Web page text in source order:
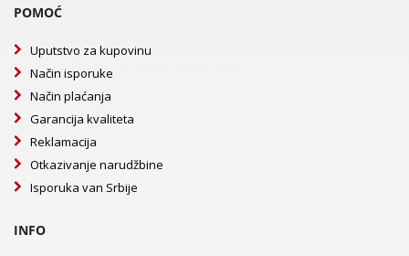
POMOĆ
Uputstvo za kupovinu
Način isporuke
Način plaćanja
Garancija kvaliteta
Reklamacija
Otkazivanje narudžbine
Isporuka van Srbije
INFO